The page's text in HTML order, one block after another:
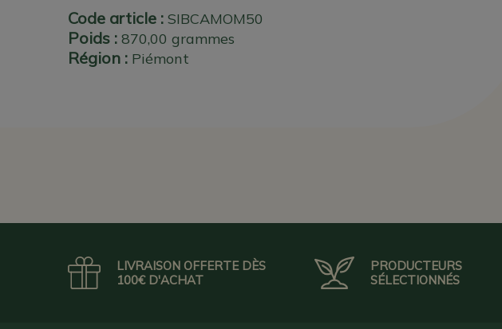
Code article : SIBCAMOM50
Poids : 870,00 grammes
Région : Piémont
LIVRAISON OFFERTE DÈS
100€ D'ACHAT
PRODUCTEURS
SÉLECTIONNÉS